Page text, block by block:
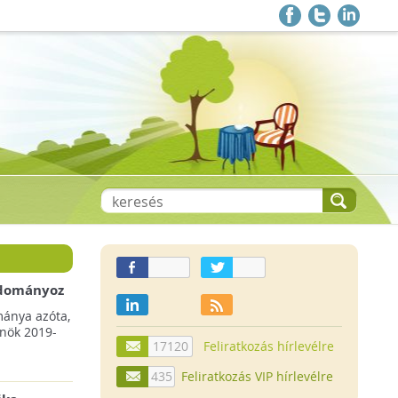
azóta,
2019-
17120
Feliratkozás hírlevélre
435
Feliratkozás VIP hírlevélre